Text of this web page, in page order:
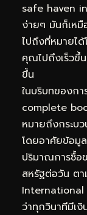
safe haven
ง่ายๆ มันก็เห
ไปถึงที่หมายไ
คุณไปถึงเร็วขึ้
ขึ้น
ในบริบทของก
complete
หมายถึงกระบว
โดยอาศัยข้อมู
ปริมาณการซื้อ
สหรัฐต่อวัน ต
International
ว่าทุกวินาทีมีเ